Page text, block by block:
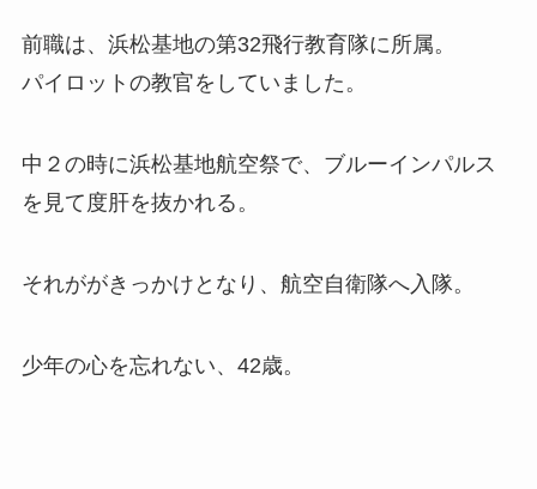
前職は、浜松基地の第32飛行教育隊に所属。
パイロットの教官をしていました。
中２の時に浜松基地航空祭で、ブルーインパルス
を見て度肝を抜かれる。
それががきっかけとなり、航空自衛隊へ入隊。
少年の心を忘れない、42歳。